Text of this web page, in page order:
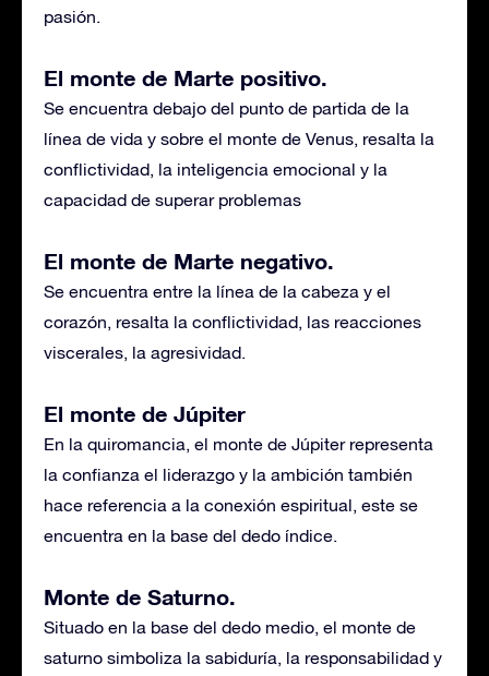
pasión.
El monte de Marte positivo.
Se encuentra debajo del punto de partida de la
línea de vida y sobre el monte de Venus, resalta la
conflictividad, la inteligencia emocional y la
capacidad de superar problemas
El monte de Marte negativo.
Se encuentra entre la línea de la cabeza y el
corazón, resalta la conflictividad, las reacciones
viscerales, la agresividad.
El monte de Júpiter
En la quiromancia, el monte de Júpiter representa
la confianza el liderazgo y la ambición también
hace referencia a la conexión espiritual, este se
encuentra en la base del dedo índice.
Monte de Saturno.
Situado en la base del dedo medio, el monte de
saturno simboliza la sabiduría, la responsabilidad y